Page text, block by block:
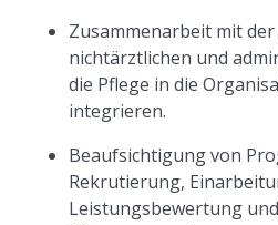
Zusammenarbeit mit
nichtärztlichen und
die Pflege in die
integrieren.
Beaufsichtigung von
Rekrutierung,
Leistungsbewertung